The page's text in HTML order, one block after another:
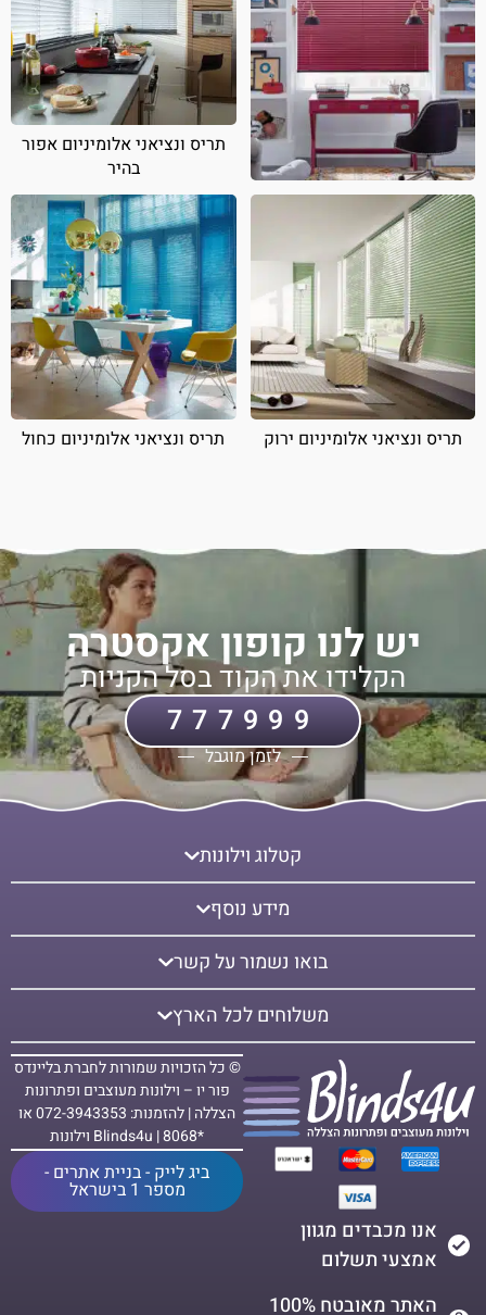
תריס ונציאני אלומיניום אדום
תריס ונציאני אלומיניום אפור
בהיר
תריס ונציאני אלומיניום ירוק תריס ונציאני אלומיניום כחול
יש לנו קופון אקסטרה
הקלידו את הקוד בסל הקניות
777999
לזמן מוגבל
אנו מכבדים מגוון
אמצעי תשלום
האתר מאובטח 100%
© כל הזכויות שמורות לחברת בליינדס
פור יו – וילונות מעוצבים ופתרונות
הצללה | להזמנות: 072-3943353 או
*8068 | Blinds4u וילונות
ביג לייק - בניית אתרים -
מספר 1 בישראל
קטלוג וילונות
מידע נוסף
בואו נשמור על קשר
משלוחים לכל הארץ